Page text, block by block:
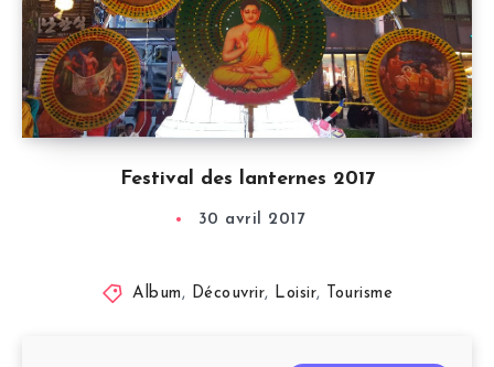
Festival des lanternes 2017
30 avril 2017
Album, Découvrir, Loisir, Tourisme